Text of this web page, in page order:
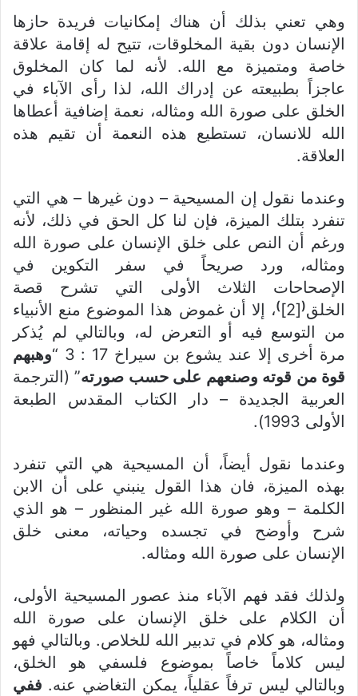
وهي تعني بذلك أن هناك إمكانيات فريدة حازها
الإنسان دون بقية المخلوقات، تتيح له إقامة علاقة
خاصة ومتميزة مع الله. لأنه لما كان المخلوق
عاجزاً بطبيعته عن إدراك الله، لذا رأى الآباء في
الخلق على صورة الله ومثاله، نعمة إضافية أعطاها
الله للانسان، تستطيع هذه النعمة أن تقيم هذه
العلاقة.
وعندما نقول إن المسيحية – دون غيرها – هي التي
تنفرد بتلك الميزة، فإن لنا كل الحق في ذلك، لأنه
ورغم أن النص على خلق الإنسان على صورة الله
ومثاله، ورد صريحاً في سفر التكوين في
الإصحاحات الثلاث الأولى التي تشرح قصة
الخلق(
[2]
)، إلا أن غموض هذا الموضوع منع الأنبياء
من التوسع فيه أو التعرض له، وبالتالي لم يُذكر
مرة أخرى إلا عند يشوع بن سيراخ 17 : 3 “
وهبهم
قوة من قوته وصنعهم على حسب صورته” (الترجمة
العربية الجديدة – دار الكتاب المقدس الطبعة
الأولى 1993).
وعندما نقول أيضاً، أن المسيحية هي التي تنفرد
بهذه الميزة، فان هذا القول ينبني على أن الابن
الكلمة – وهو صورة الله غير المنظور – هو الذي
شرح وأوضح في تجسده وحياته، معنى خلق
الإنسان على صورة الله ومثاله.
ولذلك فقد فهم الآباء منذ عصور المسيحية الأولى،
أن الكلام على خلق الإنسان على صورة الله
ومثاله، هو كلام في تدبير الله للخلاص. وبالتالي فهو
ليس كلاماً خاصاً بموضوع فلسفي هو الخلق،
وبالتالي ليس ترفاً عقلياً، يمكن التغاضي عنه. ففي